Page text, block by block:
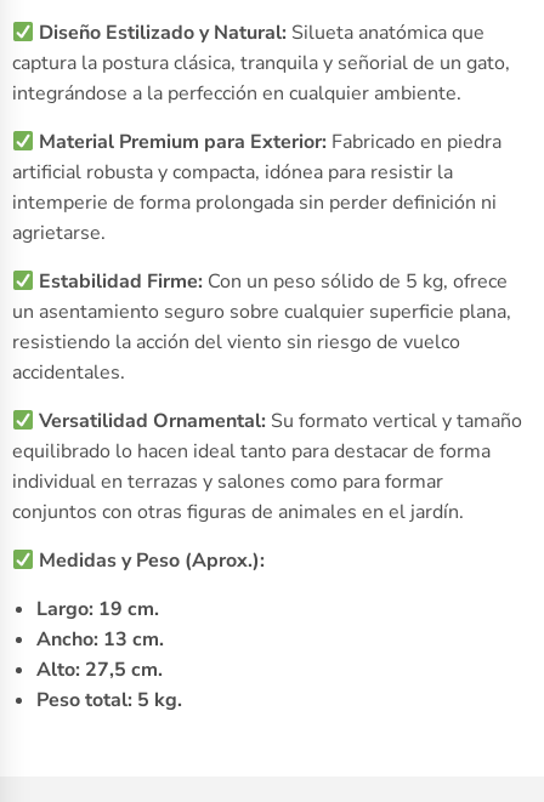
Diseño Estilizado y Natural: Silueta anatómica que
captura la postura clásica, tranquila y señorial de un gato,
integrándose a la perfección en cualquier ambiente.
Material Premium para Exterior: Fabricado en piedra
artificial robusta y compacta, idónea para resistir la
intemperie de forma prolongada sin perder definición ni
agrietarse.
Estabilidad Firme: Con un peso sólido de 5 kg, ofrece
un asentamiento seguro sobre cualquier superficie plana,
resistiendo la acción del viento sin riesgo de vuelco
accidentales.
Versatilidad Ornamental: Su formato vertical y tamaño
equilibrado lo hacen ideal tanto para destacar de forma
individual en terrazas y salones como para formar
conjuntos con otras figuras de animales en el jardín.
Medidas y Peso (Aprox.):
Largo: 19 cm.
Ancho: 13 cm.
Alto: 27,5 cm.
Peso total: 5 kg.